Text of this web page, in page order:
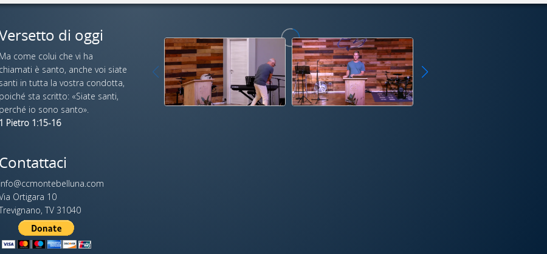
di oggi
Ma come colui che vi ha
chiamati è santo, anche voi siate
santi in tutta la vostra condotta,
poiché sta scritto: «Siate santi,
perché io sono santo».
1 Pietro 1:15-16
Contattaci
info@ccmontebelluna.com
Ortigara 10
TV 31040